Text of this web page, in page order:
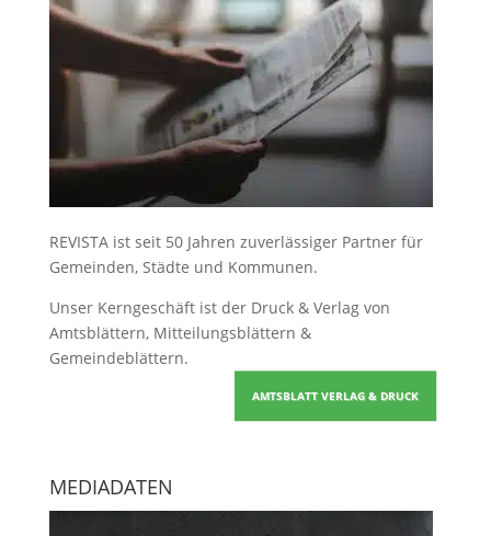
REVISTA ist seit 50 Jahren zuverlässiger Partner für
Gemeinden, Städte und Kommunen.
Unser Kerngeschäft ist der Druck & Verlag von
Amtsblättern, Mitteilungsblättern &
Gemeindeblättern.
AMTSBLATT VERLAG & DRUCK
MEDIADATEN